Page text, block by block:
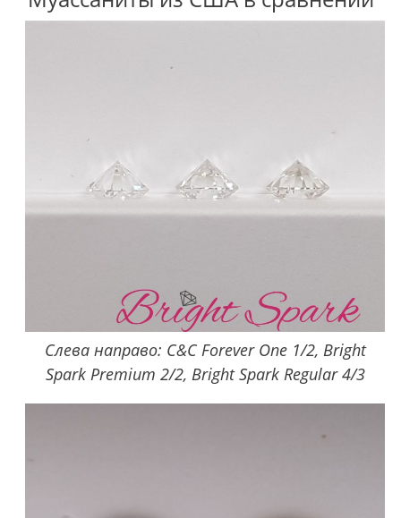
Слева направо: C&C Forever One 1/2, Bright
Spark Premium 2/2, Bright Spark Regular 4/3